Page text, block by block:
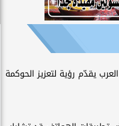
العرب يقدّم رؤية لتعزيز الحوكمة